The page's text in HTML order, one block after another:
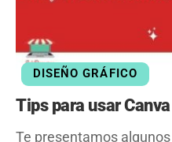
DISEÑO GRÁFICO
Tips para usar
Te presentamos